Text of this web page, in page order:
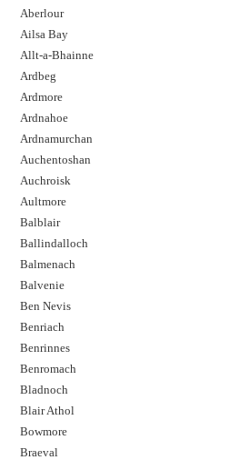
Aberlour
Ailsa Bay
Allt-a-Bhainne
Ardbeg
Ardmore
Ardnahoe
Ardnamurchan
Auchentoshan
Auchroisk
Aultmore
Balblair
Ballindalloch
Balmenach
Balvenie
Ben Nevis
Benriach
Benrinnes
Benromach
Bladnoch
Blair Athol
Bowmore
Braeval